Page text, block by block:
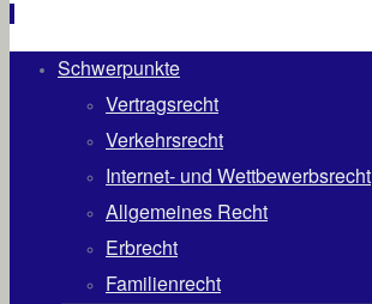
Zum
Schwerpunkte
Vertragsrecht
Verkehrsrecht
Internet- und Wettbewerbsrecht
Allgemeines Recht
Erbrecht
Familienrecht